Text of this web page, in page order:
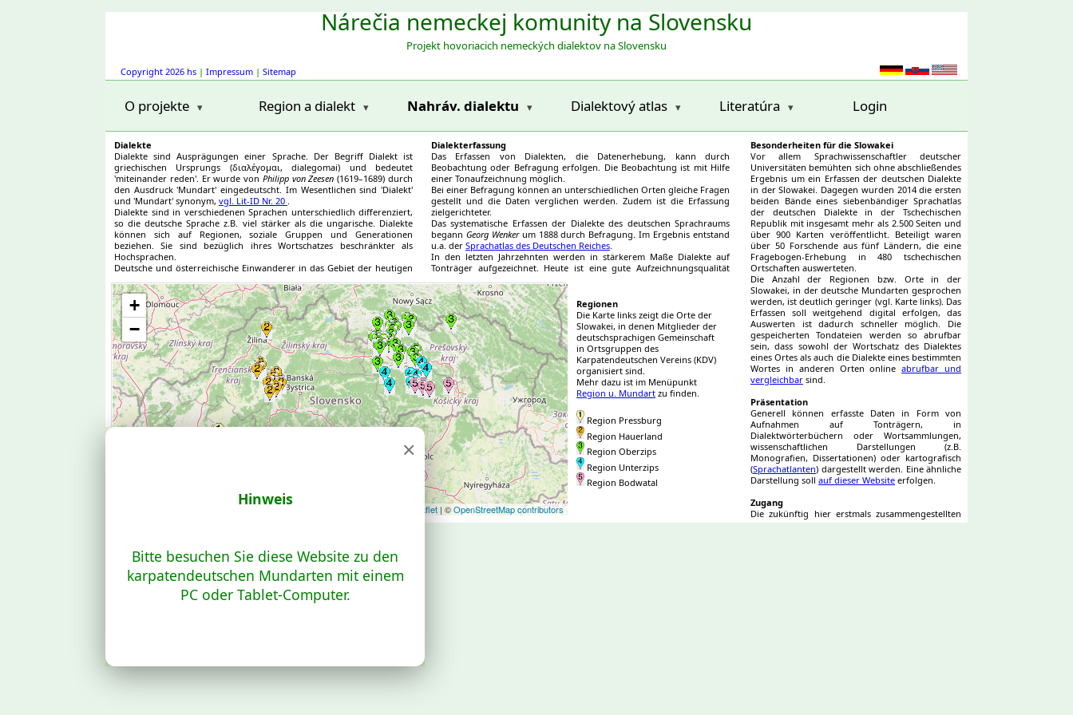
Nárečia nemeckej komunity na Slovensku
Projekt hovoriacich nemeckých dialektov na Slovensku
Copyright 2026 hs | Impressum | Sitemap
O projekte Region a dialekt Nahráv. dialektu Dialektový atlas Literatúra Login
Dialekte
Dialekte sind Ausprägungen einer Sprache. Der Begriff Dialekt ist
griechischen Ursprungs (διαλέγομαι, dialegomai) und bedeutet
'miteinander reden'. Er wurde von Philipp von Zeesen (1619–1689) durch
den Ausdruck 'Mundart' eingedeutscht. Im Wesentlichen sind 'Dialekt'
und 'Mundart' synonym, vgl. Lit-ID Nr. 20 .
Dialekte sind in verschiedenen Sprachen unterschiedlich differenziert,
so die deutsche Sprache z.B. viel stärker als die ungarische. Dialekte
können sich auf Regionen, soziale Gruppen und Generationen
beziehen. Sie sind bezüglich ihres Wortschatzes beschränkter als
Hochsprachen.
Deutsche und österreichische Einwanderer in das Gebiet der heutigen
sich und ließen neue, nur in bestimmten Gebieten gesprochene
entstehen.
Dialekterfassung
Das Erfassen von Dialekten, die Datenerhebung, kann durch
Beobachtung oder Befragung erfolgen. Die Beobachtung ist mit Hilfe
einer Tonaufzeichnung möglich.
Bei einer Befragung können an unterschiedlichen Orten gleiche Fragen
gestellt und die Daten verglichen werden. Zudem ist die Erfassung
zielgerichteter.
Das systematische Erfassen der Dialekte des deutschen Sprachraums
begann Georg Wenkerum 1888 durch Befragung. Im Ergebnis entstand
u.a. der Sprachatlas des Deutschen Reiches.
In den letzten Jahrzehnten werden in stärkerem Maße Dialekte auf
Tonträger aufgezeichnet. Heute ist eine gute Aufzeichnungsqualität
Das Speichern, Ordnen und Vergleichen der deutschen Dialekte in der
Slowakei ist eines der Ziele dieser Website.
Besonderheiten für die Slowakei
Vor allem Sprachwissenschaftler deutscher
Universitäten bemühten sich ohne abschließendes
Ergebnis um ein Erfassen der deutschen Dialekte
in der Slowakei. Dagegen wurden 2014 die ersten
beiden Bände eines siebenbändiger Sprachatlas
der deutschen Dialekte in der Tschechischen
Republik mit insgesamt mehr als 2.500 Seiten und
über 900 Karten veröffentlicht. Beteiligt waren
über 50 Forschende aus fünf Ländern, die eine
Fragebogen-Erhebung in 480 tschechischen
Ortschaften auswerteten.
Die Anzahl der Regionen bzw. Orte in der
Slowakei, in der deutsche Mundarten gesprochen
werden, ist deutlich geringer (vgl. Karte links). Das
Erfassen soll weitgehend digital erfolgen, das
Auswerten ist dadurch schneller möglich. Die
gespeicherten Tondateien werden so abrufbar
sein, dass sowohl der Wortschatz des Dialektes
eines Ortes als auch die Dialekte eines bestimmten
Wortes in anderen Orten onlineabrufbar und
vergleichbar sind.
Präsentation
Generell können erfasste Daten in Form von
Aufnahmen auf Tonträgern, in
Dialektwörterbüchern oder Wortsammlungen,
wissenschaftlichen Darstellungen (z.B.
Monografien, Dissertationen) oder kartografisch
(Sprachatlanten) dargestellt werden. Eine ähnliche
Darstellung soll auf dieser Website erfolgen.
Zugang
Die zukünftig hier erstmals zusammengestellten
+
−
Leaflet | ©OpenStreetMap contributors
Region_nr: 5Region_nr: 3Region_nr: 5Region_nr: 4Region_nr: 4Region_nr: 3Region_nr: 3Region_nr:
3Region_nr: 5Region_nr: 3Region_nr: 3Region_nr: 3Region_nr: 3Region_nr: 3Region_nr: 4Region_nr:
3Region_nr: 5Region_nr: 3Region_nr: 3Region_nr: 3Region_nr: 3Region_nr: 3Region_nr: 4Region_nr:
3Region_nr: 3Region_nr: 3Region_nr: 3Region_nr: 3Region_nr: 3Region_nr: 3Region_nr: 4 Region_nr:
4Region_nr: 3Region_nr: 3Region_nr: 4Region_nr: 3Region_nr: 3Region_nr: 3Region_nr: 3Region_nr:
3Region_nr: 3Region_nr: 5Region_nr: 5Region_nr: 3Region_nr: 3Region_nr: 1Region_nr: 2Region_nr:
2Region_nr: 2Region_nr: 1Region_nr: 1Region_nr: 2Region_nr: 2Region_nr: 2Region_nr: 2Region_nr:
2Region_nr: 2Region_nr: 2Region_nr: 2Region_nr: 2Region_nr: 2 Region_nr: 2Region_nr: 2Region_nr:
3Region_nr: 4Region_nr: 3Region_nr: 3
Regionen
Die Karte links zeigt die Orte der
Slowakei, in denen Mitglieder der
deutschsprachigen Gemeinschaft
in Ortsgruppen des
Karpatendeutschen Vereins (KDV)
organisiert sind.
Mehr dazu ist im Menüpunkt
Region u. Mundart zu finden.
Region Pressburg
Region Hauerland
Region Oberzips
Region Unterzips
Region Bodwatal
×
Hinweis
Bitte besuchen Sie diese Website zu den
karpatendeutschen Mundarten mit einem
PC oder Tablet-Computer.